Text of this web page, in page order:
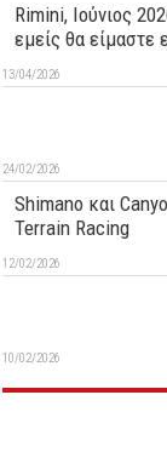
Rimini, Ιούνιος
εμείς θα είμαστε
13/04/2026
24/02/2026
Shimano και
Terrain Racing
12/02/2026
10/02/2026